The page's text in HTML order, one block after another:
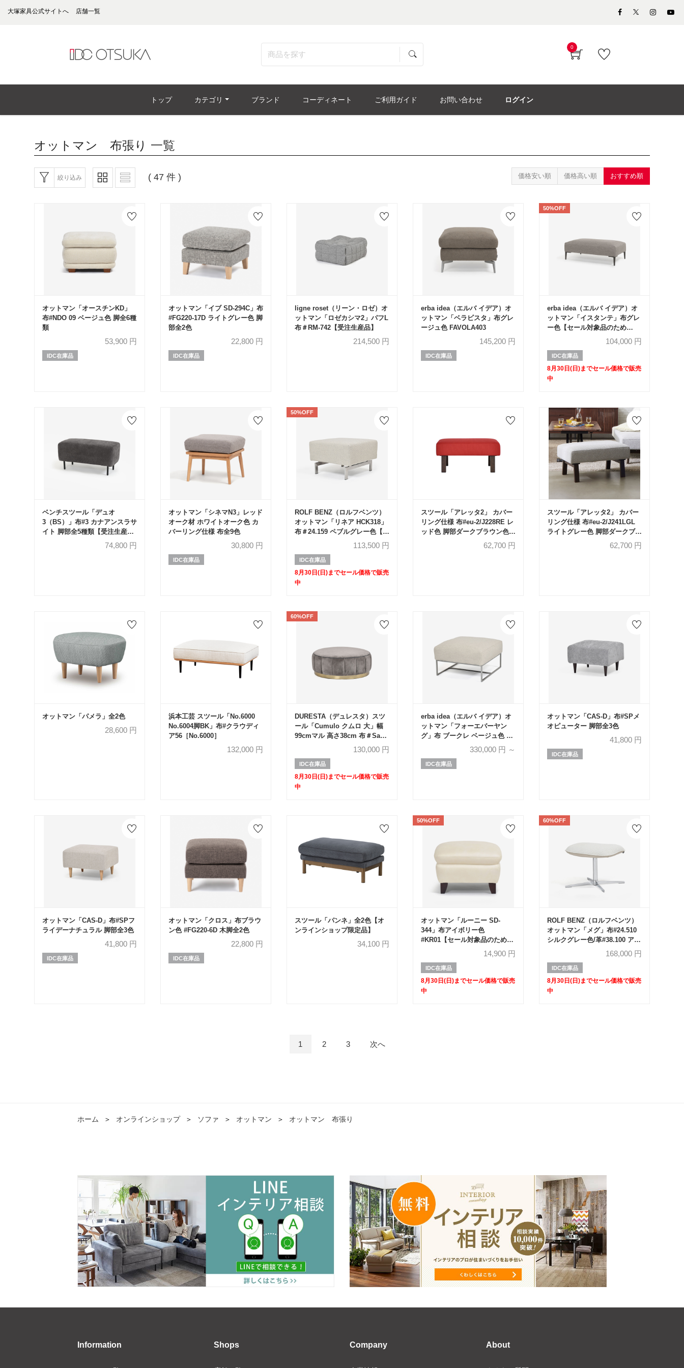
大塚家具公式サイトへ 店舗一覧
0
トップ カテゴリ ブランド コーディネート ご利用ガイド お問い合わせ ログイン
オットマン 布張り 一覧
絞り込み ( 47 件 ) 価格安い順 価格高い順 おすすめ順
オットマン「オースチンKD」
布#NDO 09 ベージュ色 脚全6種
類
53,900円
IDC在庫品
オットマン「イブ SD-294C」布
#FG220-17D ライトグレー色 脚
部全2色
22,800円
IDC在庫品
ligne roset（リーン・ロゼ）オ
ットマン「ロゼカシマ2」パフL
布＃RM-742【受注生産品】
214,500 円
erba idea（エルバ イデア）オ
ットマン「ベラビスタ」布グレ
ージュ色 FAVOLA403
145,200 円
IDC在庫品
50%OFF
erba idea（エルバ イデア）オ
ットマン「イスタンテ」布グレ
ー色【セール対象品のため
104,000 円
IDC在庫品
8月30日(日)までセール価格で販売
中
ベンチスツール「デュオ
3（BS）」布#3 カナアンスラサ
イト 脚部全5種類【受注生産
74,800円
オットマン「シネマN3」レッド
オーク材 ホワイトオーク色 カ
バーリング仕様 布全9色
30,800円
IDC在庫品
50%OFF
ROLF BENZ（ロルフベンツ）
オットマン「リネア HCK318」
布＃24.159 ペブルグレー色【セ
ール対象品のため50%OFF】
113,500 円
IDC在庫品
8月30日(日)までセール価格で販売
中
スツール「アレッタ2」 カバー
リング仕様 布#eu-2/J228RE レ
ッド色 脚部ダークブラウン色
62,700 円
スツール「アレッタ2」 カバー
リング仕様 布#eu-2/J241LGL
ライトグレー色 脚部ダークブラ
62,700 円
オットマン「パメラ」全2色
28,600円
浜本工芸 スツール「No.6000
No.6004脚BK」布#クラウディ
ア56［No.6000］
132,000円
60%OFF
DURESTA（デュレスタ）スツ
ール「Cumulo クムロ 大」幅
99cmマル 高さ38cm 布＃Saks
Titanium【セール対象品のため
130,000 円
IDC在庫品
8月30日(日)までセール価格で販売
中
erba idea（エルバ イデア）オ
ットマン「フォーエバーヤン
グ」布 ブークレ ベージュ色 全
330,000 円 ～
IDC在庫品
オットマン「CAS-D」布#SPメ
オピューター 脚部全3色
41,800 円
IDC在庫品
オットマン「CAS-D」布#SPフ
ライデーナチュラル 脚部全3色
41,800円
IDC在庫品
オットマン「クロス」布ブラウ
ン色 #FG220-6D 木脚全2色
22,800円
IDC在庫品
スツール「パンネ」全2色【オ
ンラインショップ限定品】
34,100 円
50%OFF
オットマン「ルーニー SD-
344」布アイボリー色
#KR01【セール対象品のため
14,900 円
IDC在庫品
8月30日(日)までセール価格で販売
中
60%OFF
ROLF BENZ（ロルフベンツ）
オットマン「メグ」布#24.510
シルクグレー色/革#38.100 アイ
ボリー色【セール対象品のため
168,000 円
IDC在庫品
8月30日(日)までセール価格で販売
中
1 2 3 次へ
ホーム ＞ オンラインショップ ＞ ソファ ＞ オットマン ＞ オットマン 布張り
Information Shops Company About